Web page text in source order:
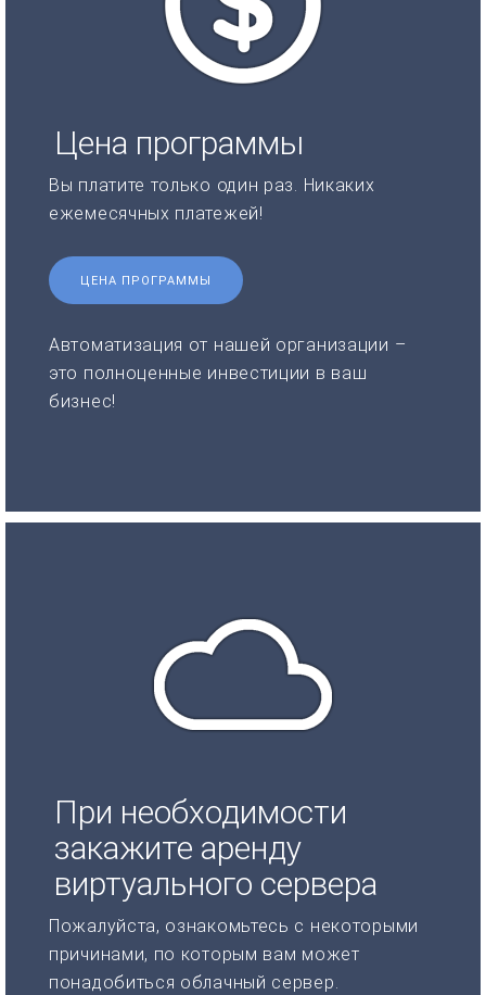
Цена программы
Вы платите только один раз. Никаких
ежемесячных платежей!
ЦЕНА ПРОГРАММЫ
Автоматизация от нашей организации –
это полноценные инвестиции в ваш
бизнес!
При необходимости
закажите аренду
виртуального сервера
Пожалуйста, ознакомьтесь с некоторыми
причинами, по которым вам может
понадобиться облачный сервер.